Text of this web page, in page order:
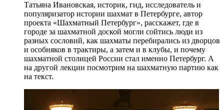
Татьяна Ивановская, историк, гид, исследователь и
популяризатор истории шахмат в Петербурге, автор
проекта «Шахматный Петербург», расскажет, где в
городе за шахматной доской могли сойтись люди из
разных сословий, как шахматы перебирались из дворцов
и особняков в трактиры, а затем и в клубы, и почему
шахматной столицей России стал именно Петербург. А
на другой лекции посмотрим на шахматную партию как
на текст.